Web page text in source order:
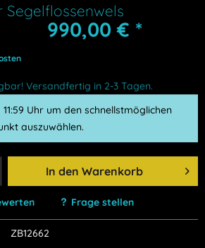
Segelflossenwels
990,00 € *
Versandfertig in 2-3 Tagen.
11:59 Uhr um den schnellstmöglichen
auszuwählen.
In den Warenkorb
Frage stellen
ZB12662